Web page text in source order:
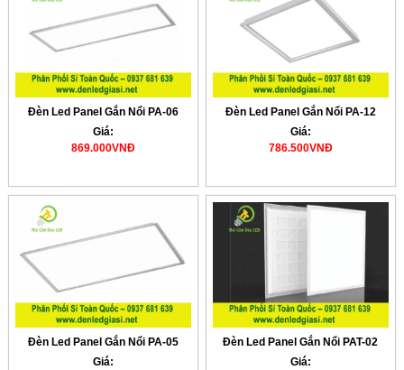
Đèn Led Panel Gắn Nổi PA-06
Giá:
869.000VNĐ
Đèn Led Panel Gắn Nổi PA-12
Giá:
786.500VNĐ
Đèn Led Panel Gắn Nổi PA-05
Giá:
Đèn Led Panel Gắn Nổi PAT-02
Giá: